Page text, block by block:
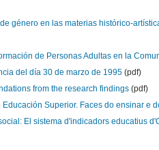
género en las materias histórico-
de Personas Adultas en la
del día 30 de marzo de 1995 (pdf)
from the research findings (pdf)
Superior. Faces do ensinar e
El sistema d'indicadors educatius